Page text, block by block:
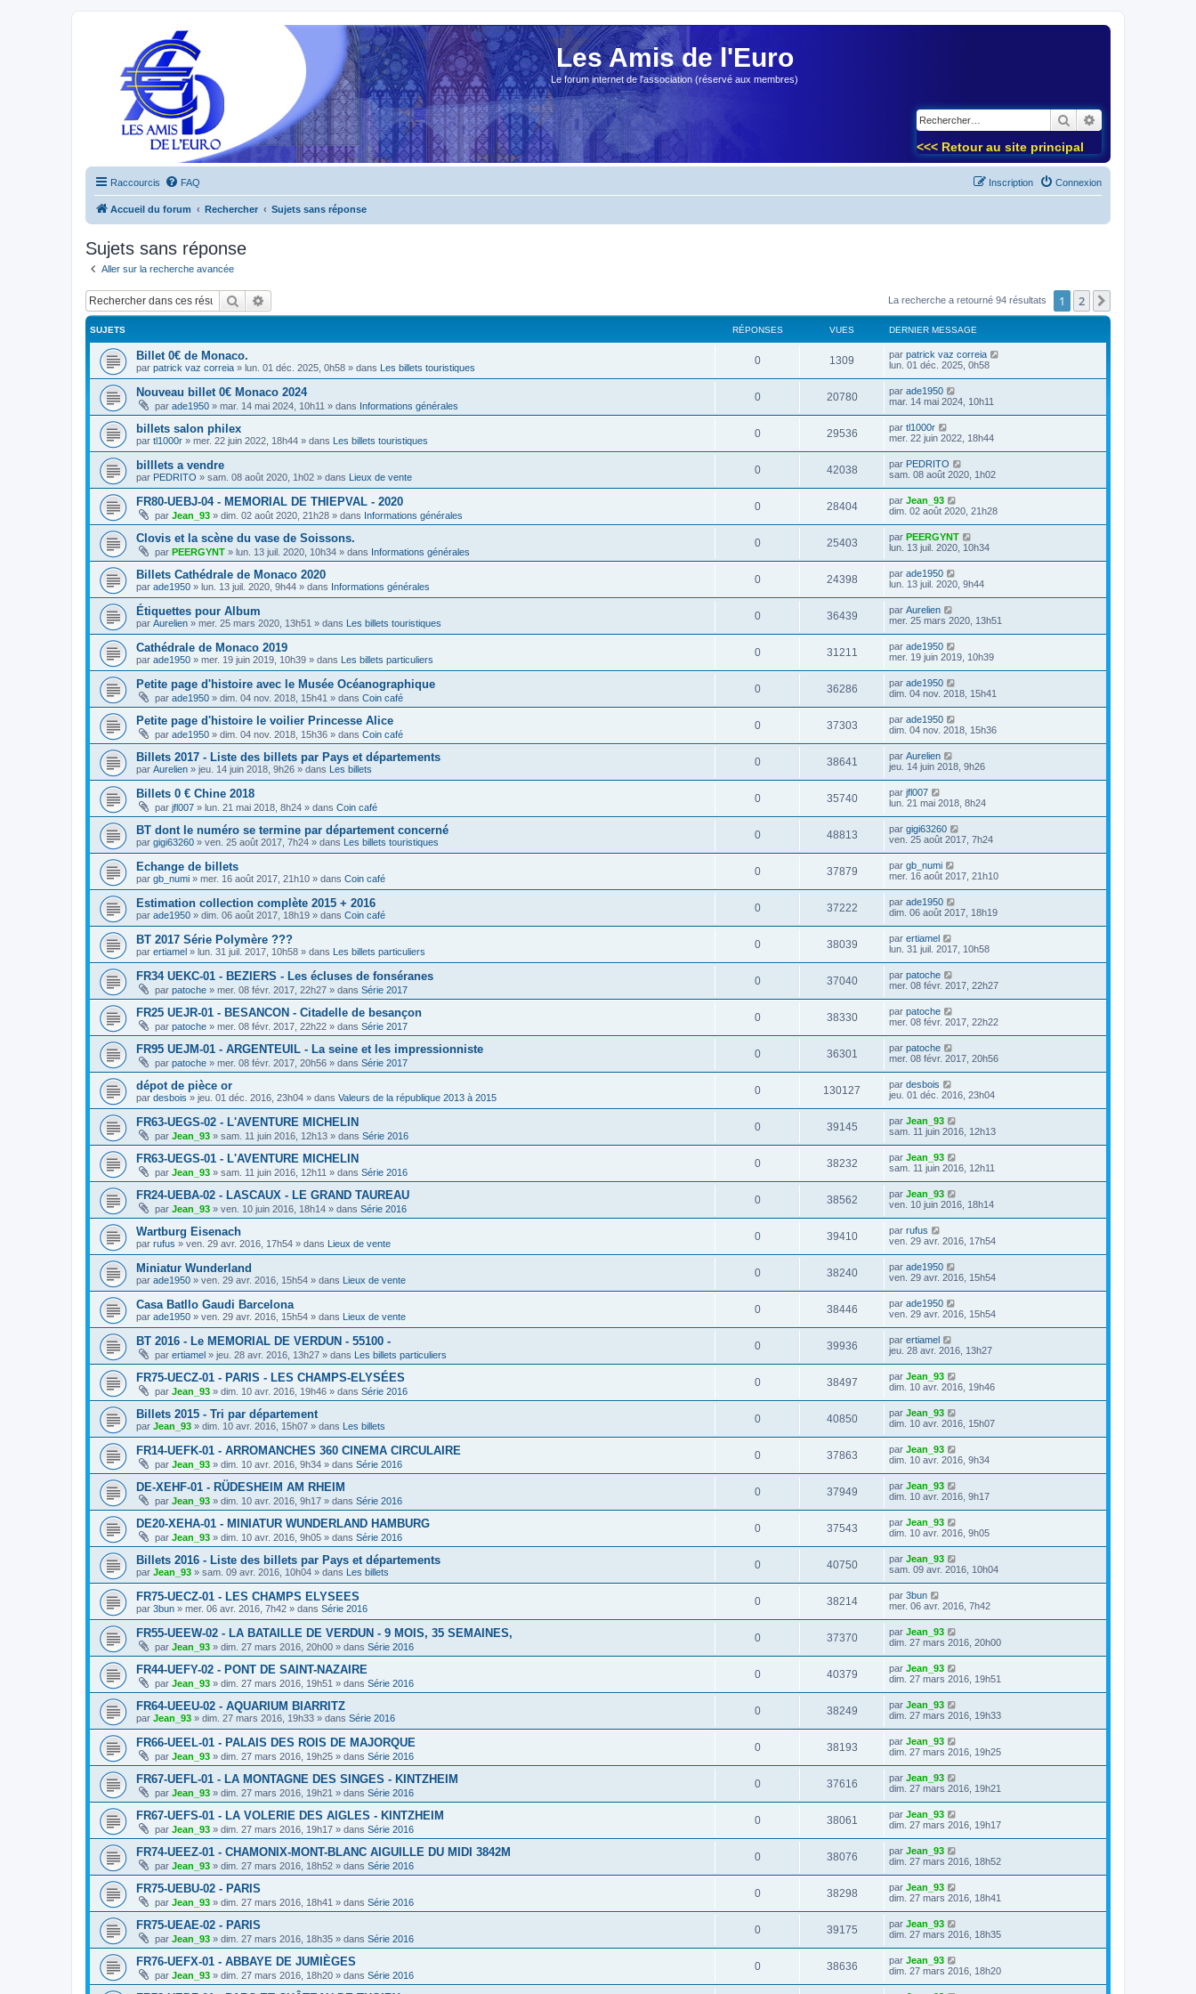
Les Amis de l'Euro
Le forum internet de l'association (réservé aux membres)
Rechercher
<<< Retour au site principal
Raccourcis FAQ Connexion
Inscription
Accueil du forum Rechercher Sujets sans réponse
Sujets sans réponse
Aller sur la recherche avancée
Rechercher La recherche a retourné 94 résultats 1 2
SUJETS RÉPONSES VUES DERNIER MESSAGE
Billet 0€ de Monaco.
par patrick vaz correia » lun. 01 déc. 2025, 0h58 » dans Les billets touristiques
0 1309 par patrick vaz correia
lun. 01 déc. 2025, 0h58
Nouveau billet 0€ Monaco 2024
par ade1950 » mar. 14 mai 2024, 10h11 » dans Informations générales
0 20780 par ade1950
mar. 14 mai 2024, 10h11
billets salon philex
par tl1000r » mer. 22 juin 2022, 18h44 » dans Les billets touristiques
0 29536 par tl1000r
mer. 22 juin 2022, 18h44
billlets a vendre
par PEDRITO » sam. 08 août 2020, 1h02 » dans Lieux de vente
0 42038 par PEDRITO
sam. 08 août 2020, 1h02
FR80-UEBJ-04 - MEMORIAL DE THIEPVAL - 2020
par Jean_93 » dim. 02 août 2020, 21h28 » dans Informations générales
0 28404 par Jean_93
dim. 02 août 2020, 21h28
Clovis et la scène du vase de Soissons.
par PEERGYNT » lun. 13 juil. 2020, 10h34 » dans Informations générales
0 25403 par PEERGYNT
lun. 13 juil. 2020, 10h34
Billets Cathédrale de Monaco 2020
par ade1950 » lun. 13 juil. 2020, 9h44 » dans Informations générales
0 24398 par ade1950
lun. 13 juil. 2020, 9h44
Étiquettes pour Album
par Aurelien » mer. 25 mars 2020, 13h51 » dans Les billets touristiques
0 36439 par Aurelien
mer. 25 mars 2020, 13h51
Cathédrale de Monaco 2019
par ade1950 » mer. 19 juin 2019, 10h39 » dans Les billets particuliers
0 31211 par ade1950
mer. 19 juin 2019, 10h39
Petite page d'histoire avec le Musée Océanographique
par ade1950 » dim. 04 nov. 2018, 15h41 » dans Coin café
0 36286 par ade1950
dim. 04 nov. 2018, 15h41
Petite page d'histoire le voilier Princesse Alice
par ade1950 » dim. 04 nov. 2018, 15h36 » dans Coin café
0 37303 par ade1950
dim. 04 nov. 2018, 15h36
Billets 2017 - Liste des billets par Pays et départements
par Aurelien » jeu. 14 juin 2018, 9h26 » dans Les billets
0 38641 par Aurelien
jeu. 14 juin 2018, 9h26
Billets 0 € Chine 2018
par jfl007 » lun. 21 mai 2018, 8h24 » dans Coin café
0 35740 par jfl007
lun. 21 mai 2018, 8h24
BT dont le numéro se termine par département concerné
par gigi63260 » ven. 25 août 2017, 7h24 » dans Les billets touristiques
0 48813 par gigi63260
ven. 25 août 2017, 7h24
Echange de billets
par gb_numi » mer. 16 août 2017, 21h10 » dans Coin café
0 37879 par gb_numi
mer. 16 août 2017, 21h10
Estimation collection complète 2015 + 2016
par ade1950 » dim. 06 août 2017, 18h19 » dans Coin café
0 37222 par ade1950
dim. 06 août 2017, 18h19
BT 2017 Série Polymère ???
par ertiamel » lun. 31 juil. 2017, 10h58 » dans Les billets particuliers
0 38039 par ertiamel
lun. 31 juil. 2017, 10h58
FR34 UEKC-01 - BEZIERS - Les écluses de fonséranes
par patoche » mer. 08 févr. 2017, 22h27 » dans Série 2017
0 37040 par patoche
mer. 08 févr. 2017, 22h27
FR25 UEJR-01 - BESANCON - Citadelle de besançon
par patoche » mer. 08 févr. 2017, 22h22 » dans Série 2017
0 38330 par patoche
mer. 08 févr. 2017, 22h22
FR95 UEJM-01 - ARGENTEUIL - La seine et les impressionniste
par patoche » mer. 08 févr. 2017, 20h56 » dans Série 2017
0 36301 par patoche
mer. 08 févr. 2017, 20h56
dépot de pièce or
par desbois » jeu. 01 déc. 2016, 23h04 » dans Valeurs de la république 2013 à 2015
0 130127 par desbois
jeu. 01 déc. 2016, 23h04
FR63-UEGS-02 - L'AVENTURE MICHELIN
par Jean_93 » sam. 11 juin 2016, 12h13 » dans Série 2016
0 39145 par Jean_93
sam. 11 juin 2016, 12h13
FR63-UEGS-01 - L'AVENTURE MICHELIN
par Jean_93 » sam. 11 juin 2016, 12h11 » dans Série 2016
0 38232 par Jean_93
sam. 11 juin 2016, 12h11
FR24-UEBA-02 - LASCAUX - LE GRAND TAUREAU
par Jean_93 » ven. 10 juin 2016, 18h14 » dans Série 2016
0 38562 par Jean_93
ven. 10 juin 2016, 18h14
Wartburg Eisenach
par rufus » ven. 29 avr. 2016, 17h54 » dans Lieux de vente
0 39410 par rufus
ven. 29 avr. 2016, 17h54
Miniatur Wunderland
par ade1950 » ven. 29 avr. 2016, 15h54 » dans Lieux de vente
0 38240 par ade1950
ven. 29 avr. 2016, 15h54
Casa Batllo Gaudi Barcelona
par ade1950 » ven. 29 avr. 2016, 15h54 » dans Lieux de vente
0 38446 par ade1950
ven. 29 avr. 2016, 15h54
BT 2016 - Le MEMORIAL DE VERDUN - 55100 -
par ertiamel » jeu. 28 avr. 2016, 13h27 » dans Les billets particuliers
0 39936 par ertiamel
jeu. 28 avr. 2016, 13h27
FR75-UECZ-01 - PARIS - LES CHAMPS-ELYSÉES
par Jean_93 » dim. 10 avr. 2016, 19h46 » dans Série 2016
0 38497 par Jean_93
dim. 10 avr. 2016, 19h46
Billets 2015 - Tri par département
par Jean_93 » dim. 10 avr. 2016, 15h07 » dans Les billets
0 40850 par Jean_93
dim. 10 avr. 2016, 15h07
FR14-UEFK-01 - ARROMANCHES 360 CINEMA CIRCULAIRE
par Jean_93 » dim. 10 avr. 2016, 9h34 » dans Série 2016
0 37863 par Jean_93
dim. 10 avr. 2016, 9h34
DE-XEHF-01 - RÜDESHEIM AM RHEIM
par Jean_93 » dim. 10 avr. 2016, 9h17 » dans Série 2016
0 37949 par Jean_93
dim. 10 avr. 2016, 9h17
DE20-XEHA-01 - MINIATUR WUNDERLAND HAMBURG
par Jean_93 » dim. 10 avr. 2016, 9h05 » dans Série 2016
0 37543 par Jean_93
dim. 10 avr. 2016, 9h05
Billets 2016 - Liste des billets par Pays et départements
par Jean_93 » sam. 09 avr. 2016, 10h04 » dans Les billets
0 40750 par Jean_93
sam. 09 avr. 2016, 10h04
FR75-UECZ-01 - LES CHAMPS ELYSEES
par 3bun » mer. 06 avr. 2016, 7h42 » dans Série 2016
0 38214 par 3bun
mer. 06 avr. 2016, 7h42
FR55-UEEW-02 - LA BATAILLE DE VERDUN - 9 MOIS, 35 SEMAINES,
par Jean_93 » dim. 27 mars 2016, 20h00 » dans Série 2016
0 37370 par Jean_93
dim. 27 mars 2016, 20h00
FR44-UEFY-02 - PONT DE SAINT-NAZAIRE
par Jean_93 » dim. 27 mars 2016, 19h51 » dans Série 2016
0 40379 par Jean_93
dim. 27 mars 2016, 19h51
FR64-UEEU-02 - AQUARIUM BIARRITZ
par Jean_93 » dim. 27 mars 2016, 19h33 » dans Série 2016
0 38249 par Jean_93
dim. 27 mars 2016, 19h33
FR66-UEEL-01 - PALAIS DES ROIS DE MAJORQUE
par Jean_93 » dim. 27 mars 2016, 19h25 » dans Série 2016
0 38193 par Jean_93
dim. 27 mars 2016, 19h25
FR67-UEFL-01 - LA MONTAGNE DES SINGES - KINTZHEIM
par Jean_93 » dim. 27 mars 2016, 19h21 » dans Série 2016
0 37616 par Jean_93
dim. 27 mars 2016, 19h21
FR67-UEFS-01 - LA VOLERIE DES AIGLES - KINTZHEIM
par Jean_93 » dim. 27 mars 2016, 19h17 » dans Série 2016
0 38061 par Jean_93
dim. 27 mars 2016, 19h17
FR74-UEEZ-01 - CHAMONIX-MONT-BLANC AIGUILLE DU MIDI 3842M
par Jean_93 » dim. 27 mars 2016, 18h52 » dans Série 2016
0 38076 par Jean_93
dim. 27 mars 2016, 18h52
FR75-UEBU-02 - PARIS
par Jean_93 » dim. 27 mars 2016, 18h41 » dans Série 2016
0 38298 par Jean_93
dim. 27 mars 2016, 18h41
FR75-UEAE-02 - PARIS
par Jean_93 » dim. 27 mars 2016, 18h35 » dans Série 2016
0 39175 par Jean_93
dim. 27 mars 2016, 18h35
FR76-UEFX-01 - ABBAYE DE JUMIÈGES
par Jean_93 » dim. 27 mars 2016, 18h20 » dans Série 2016
0 38636 par Jean_93
dim. 27 mars 2016, 18h20